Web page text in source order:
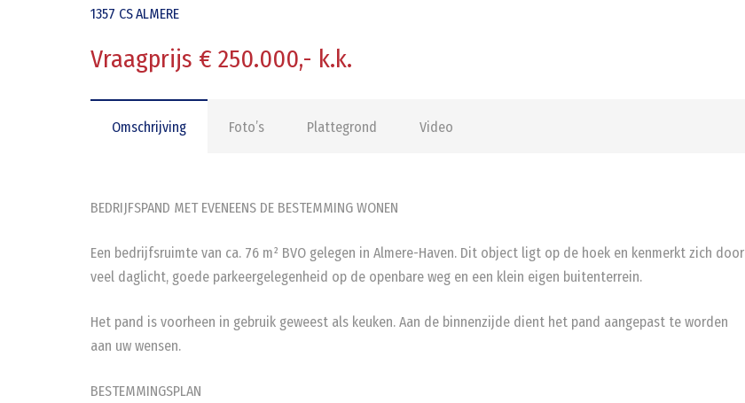
1357 CSALMERE
Vraagprijs € 250.000,- k.k.
Omschrijving Foto’s Plattegrond Video
BEDRIJFSPAND MET EVENEENS DE BESTEMMING WONEN
Een bedrijfsruimte van ca. 76 m² BVO gelegen in Almere-Haven. Dit object ligt op de hoek en kenmerkt zich door
veel daglicht, goede parkeergelegenheid op de openbare weg en een klein eigen buitenterrein.
Het pand is voorheen in gebruik geweest als keuken. Aan de binnenzijde dient het pand aangepast te worden
aan uw wensen.
BESTEMMINGSPLAN